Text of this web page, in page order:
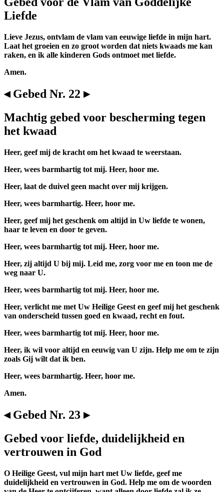
Liefde
Lieve Jezus, ontvlam de vlam van eeuwige liefde in mijn hart.
Laat het groeien en zo groot worden dat niets kwaads me kan
raken, en ik alle kinderen Gods ontmoet met liefde.
Amen.
◂ Gebed Nr. 22 ▸
Machtig gebed voor bescherming tegen
het kwaad
Heer, geef mij de kracht om het kwaad te weerstaan.
Heer, wees barmhartig tot mij. Heer, hoor me.
Heer, laat de duivel geen macht over mij krijgen.
Heer, wees barmhartig. Heer, hoor me.
Heer, geef mij het geschenk om altijd in Uw liefde te wonen,
haar te leven en door te geven.
Heer, wees barmhartig tot mij. Heer, hoor me.
Heer, zij altijd U bij mij. Leid me, zorg voor me en toon me de
weg naar U.
Heer, wees barmhartig tot mij. Heer, hoor me.
Heer, verlicht me met Uw Heilige Geest en geef mij het geschenk
van onderscheid tussen goed en kwaad, recht en fout.
Heer, wees barmhartig tot mij. Heer, hoor me.
Heer, ik wil voor altijd en eeuwig van U zijn. Help me om te zijn
zoals Gij wilt dat ik ben.
Heer, wees barmhartig. Heer, hoor me.
Amen.
◂ Gebed Nr. 23 ▸
Gebed voor liefde, duidelijkheid en
vertrouwen in God
O Heilige Geest, vul mijn hart met Uw liefde, geef me
duidelijkheid en vertrouwen in God. Help me om de woorden